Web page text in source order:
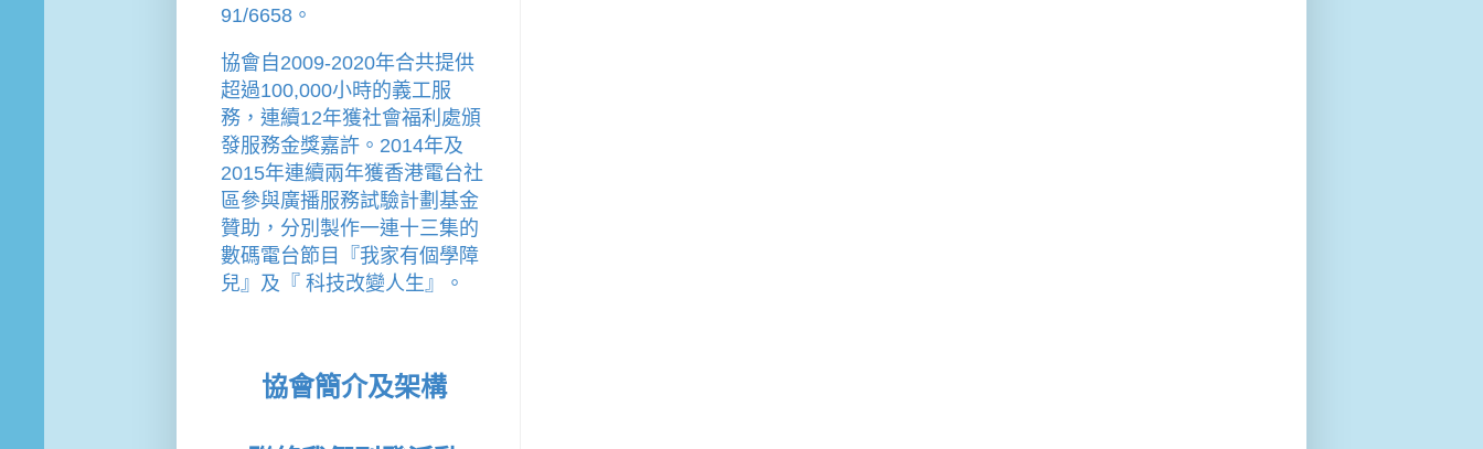
91/6658。
協會 自2009-2020年合共提供
超過100,000小時的義工服
務，連續12年獲社會福利處頒
發服務金獎嘉許。 2014年及
2015年連續兩年獲香港電台社
區參與廣播服務試驗計劃基金
贊助，分別製作一連十三集的
數碼電台節目『我家有個學障
兒』及『 科技改變人生』。
協會簡介及架構